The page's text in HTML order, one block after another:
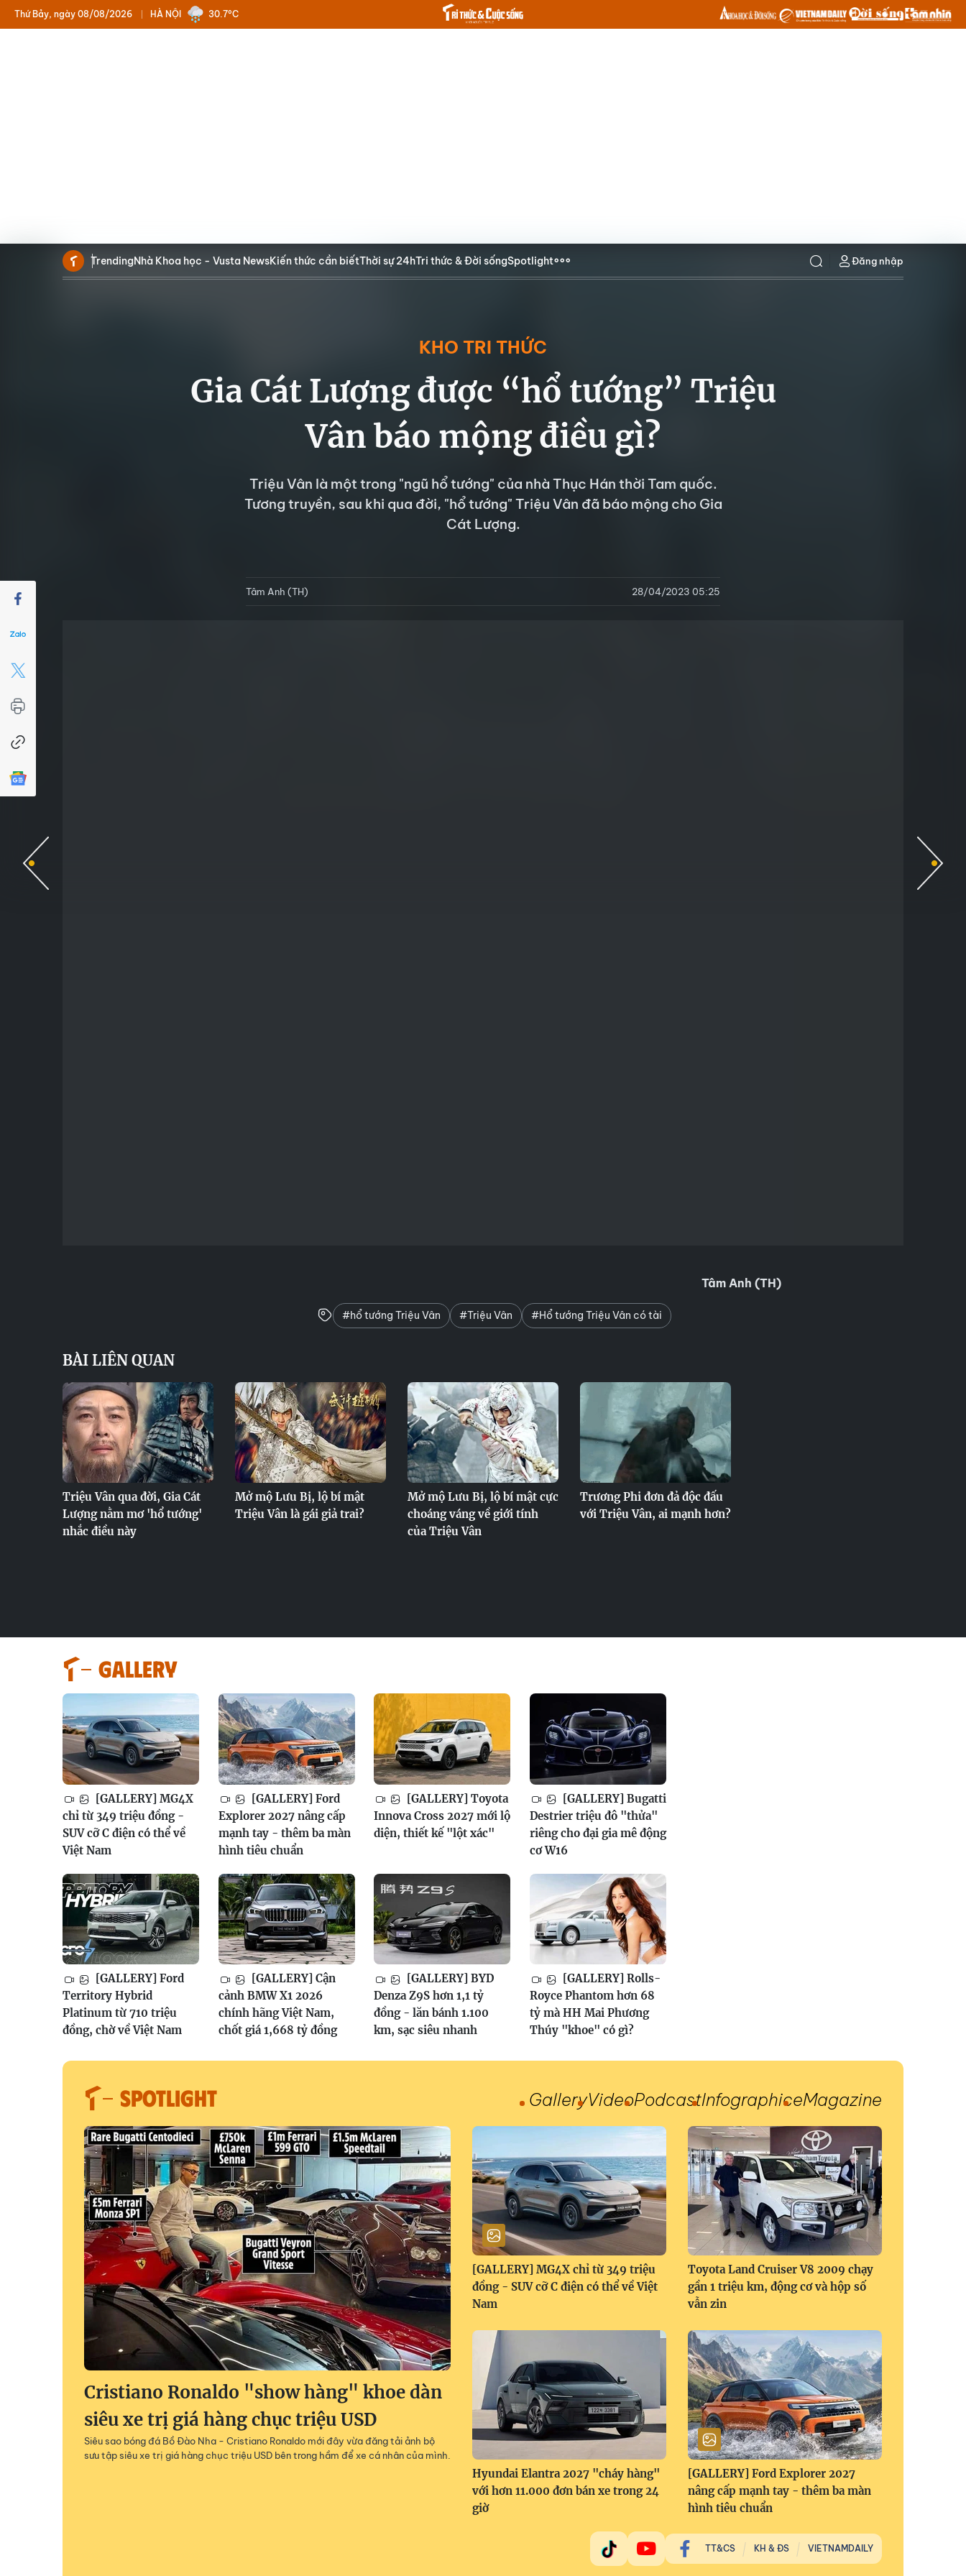
HÀ NỘI
Thứ Bảy, ngày 08/08/2026 30.7°C
TrendingNhà Khoa học - Vusta NewsKiến thức cần biếtThời sự 24hTri thức & Đời sốngSpotlight Đăng nhập
KHO TRI THỨC
Gia Cát Lượng được “hổ tướng” Triệu
Vân báo mộng điều gì?
Triệu Vân là một trong "ngũ hổ tướng" của nhà Thục Hán thời Tam quốc.
Tương truyền, sau khi qua đời, "hổ tướng" Triệu Vân đã báo mộng cho Gia
Cát Lượng.
Tâm Anh (TH) 28/04/2023 05:25
Tâm Anh (TH)
#hổ tướng Triệu Vân #Triệu Vân #Hổ tướng Triệu Vân có tài
BÀI LIÊN QUAN
Triệu Vân qua đời, Gia Cát
Lượng nằm mơ 'hổ tướng'
nhắc điều này
Mở mộ Lưu Bị, lộ bí mật
Triệu Vân là gái giả trai?
Mở mộ Lưu Bị, lộ bí mật cực
choáng váng về giới tính
của Triệu Vân
Trương Phi đơn đả độc đấu
với Triệu Vân, ai mạnh hơn?
GALLERY
[GALLERY] MG4X
chỉ từ 349 triệu đồng -
SUV cỡ C điện có thể về
Việt Nam
[GALLERY] Ford
Explorer 2027 nâng cấp
mạnh tay - thêm ba màn
hình tiêu chuẩn
[GALLERY] Toyota
Innova Cross 2027 mới lộ
diện, thiết kế "lột xác"
[GALLERY] Bugatti
Destrier triệu đô "thửa"
riêng cho đại gia mê động
cơ W16
[GALLERY] Ford
Territory Hybrid
Platinum từ 710 triệu
đồng, chờ về Việt Nam
[GALLERY] Cận
cảnh BMW X1 2026
chính hãng Việt Nam,
chốt giá 1,668 tỷ đồng
[GALLERY] BYD
Denza Z9S hơn 1,1 tỷ
đồng - lăn bánh 1.100
km, sạc siêu nhanh
[GALLERY] Rolls-
Royce Phantom hơn 68
tỷ mà HH Mai Phương
Thúy "khoe" có gì?
SPOTLIGHT GalleryVideoPodcastInfographiceMagazine
Cristiano Ronaldo "show hàng" khoe dàn
siêu xe trị giá hàng chục triệu USD
Siêu sao bóng đá Bồ Đào Nha - Cristiano Ronaldo mới đây vừa đăng tải ảnh bộ
sưu tập siêu xe trị giá hàng chục triệu USD bên trong hầm để xe cá nhân của mình.
[GALLERY] MG4X chỉ từ 349 triệu
đồng - SUV cỡ C điện có thể về Việt
Nam
Toyota Land Cruiser V8 2009 chạy
gần 1 triệu km, động cơ và hộp số
vẫn zin
Hyundai Elantra 2027 "cháy hàng"
với hơn 11.000 đơn bán xe trong 24
giờ
[GALLERY] Ford Explorer 2027
nâng cấp mạnh tay - thêm ba màn
hình tiêu chuẩn
TT&CS KH & ĐS VIETNAMDAILY